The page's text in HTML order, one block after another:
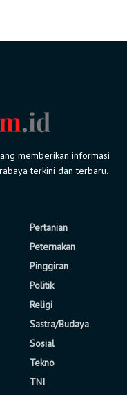
memberikan informasi
terkini dan terbaru.
Pertanian
Peternakan
Pinggiran
Politik
Religi
Sastra/Budaya
Sosial
Tekno
TNI